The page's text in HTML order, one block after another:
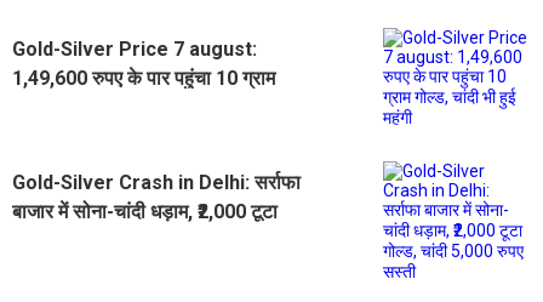
Gold-Silver Price 7 august:
1,49,600 रुपए के पार पहुंचा 10 ग्राम
Gold-Silver Crash in Delhi: सर्राफा
बाजार में सोना-चांदी धड़ाम, ₹2,000 टूटा